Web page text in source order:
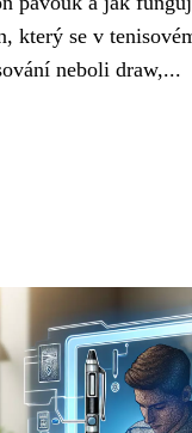
který se v
neboli draw,...